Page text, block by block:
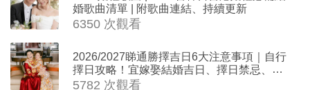
婚歌曲清單 | 附歌曲連結、持續更新
6350 次觀看
2026/2027睇通勝擇吉日6大注意事項｜自行
擇日攻略！宜嫁娶結婚吉日、擇日禁忌、相
沖生肖一覽
5782 次觀看